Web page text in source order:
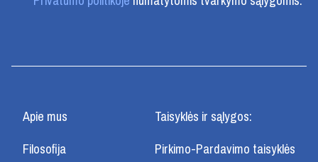
Apie mus
Filosofija
Taisyklės ir sąlygos:
Pirkimo-Pardavimo taisyklės